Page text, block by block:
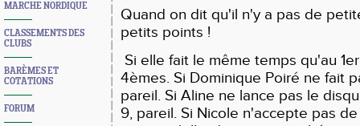
MARCHE NORDIQUE
CLASSEMENTS DES
CLUBS
BARÈMES ET
COTATIONS
FORUM
Quand on dit qu'il n'y a pas de
petits points !
Si elle fait le même temps qu'au
4èmes. Si Dominique Poiré ne fait
pareil. Si Aline ne lance pas le
9, pareil. Si Nicole n'accepte pas